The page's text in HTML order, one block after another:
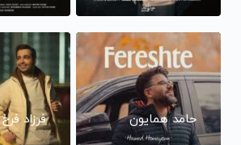
حامد همایون فرزاد فرخ